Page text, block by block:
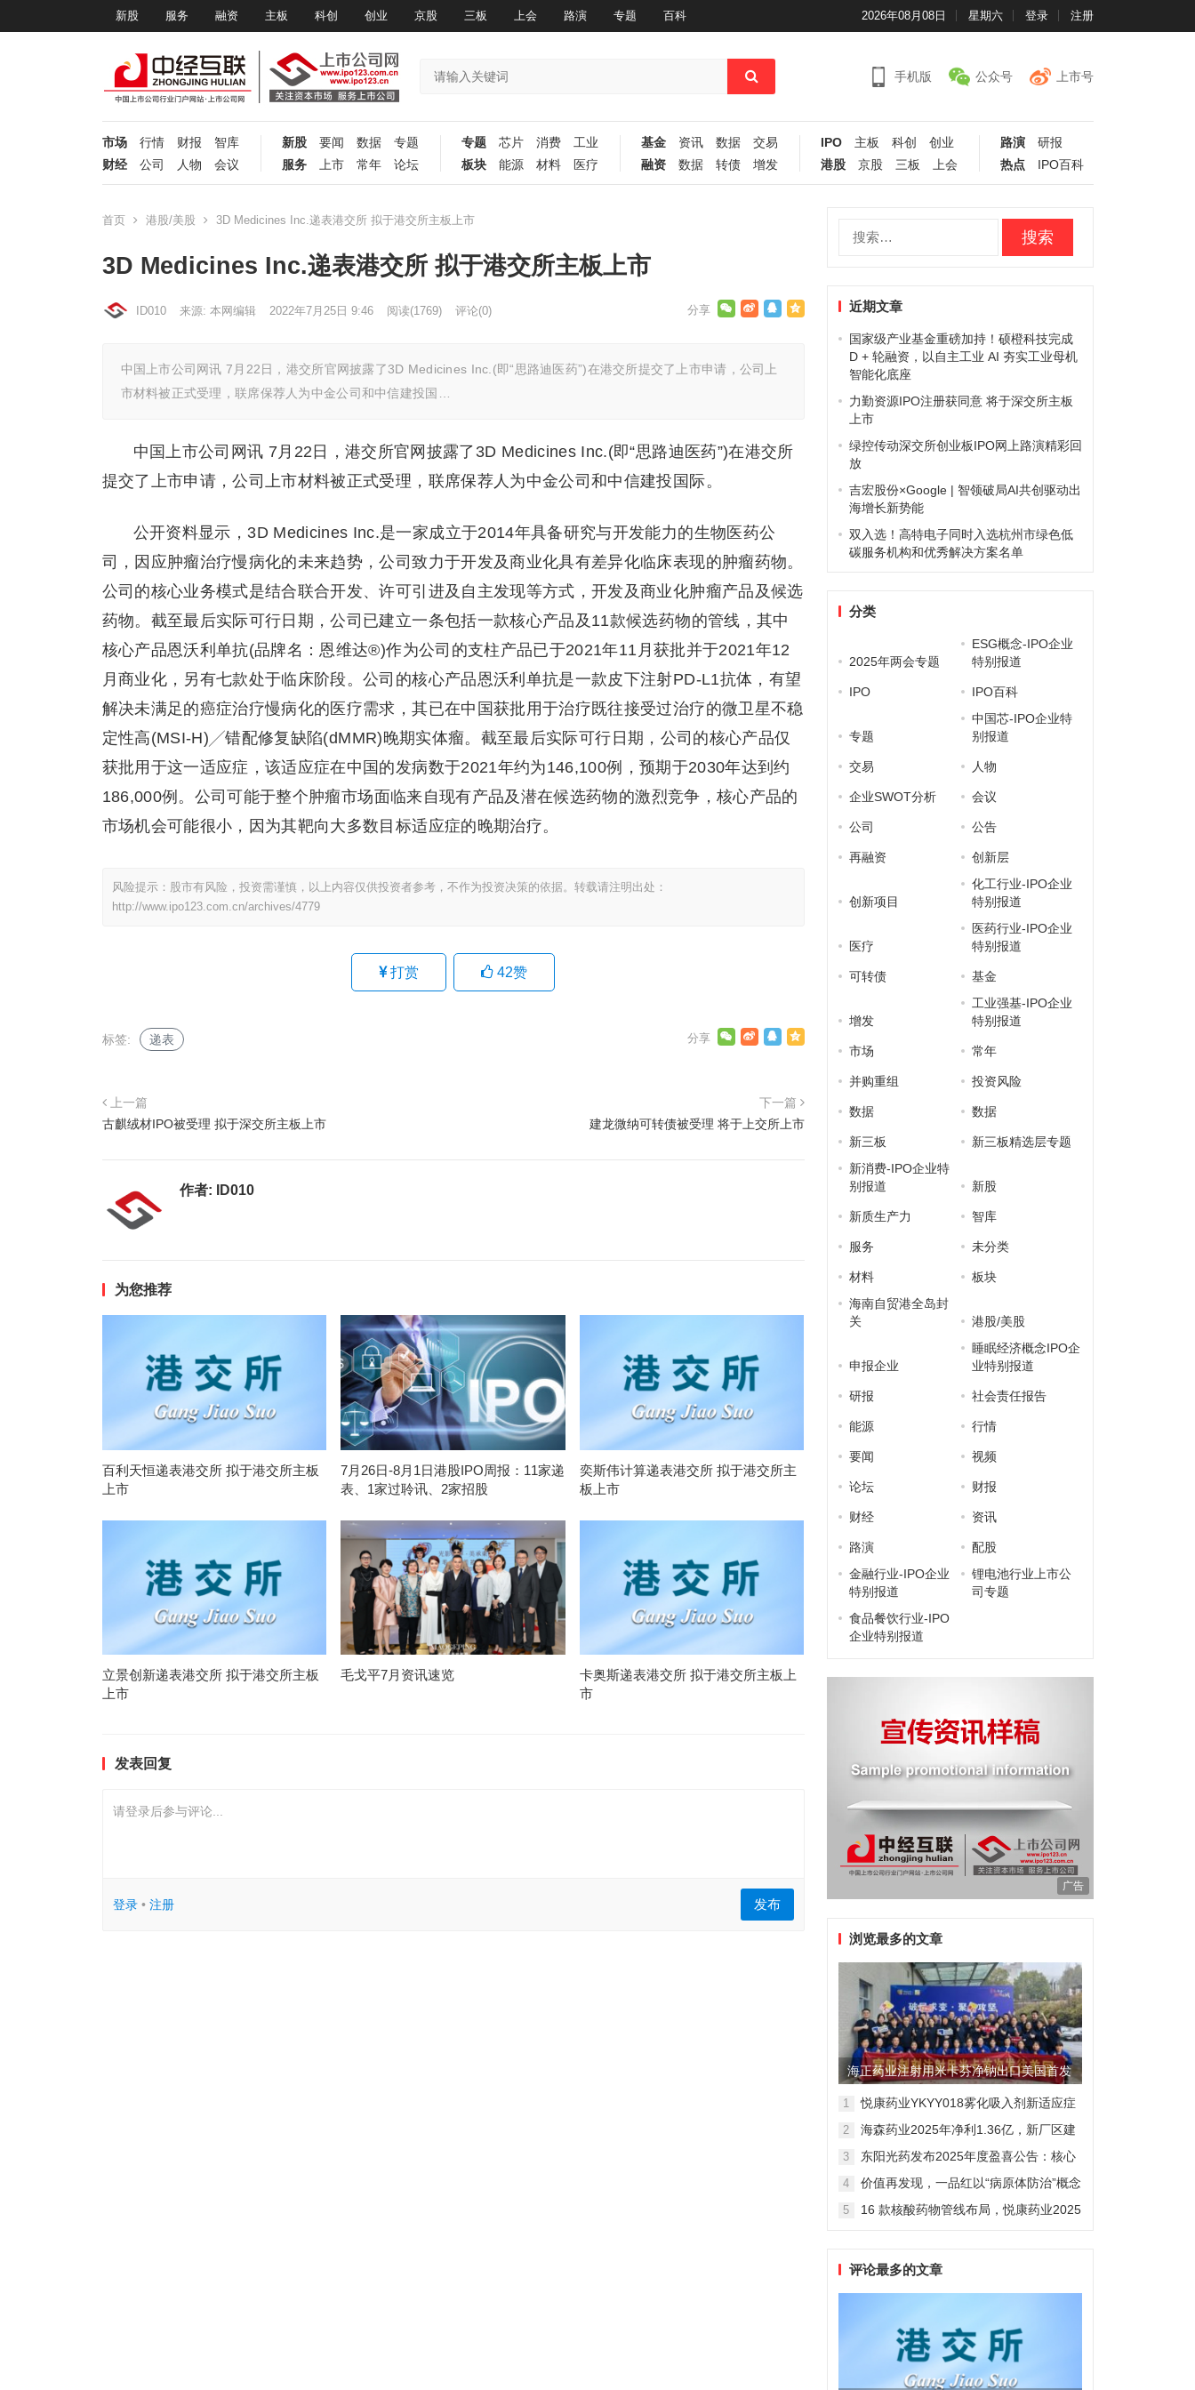
新股 服务 融资 主板 科创 创业 京股 三板 上会 路演 专题 百科 2026年08月08日 星期六 登录 注册
手机版 公众号 上市号
市场 行情 财报
智库
财经
公司 人物 会议
新股 要闻 数据
专题
服务
上市 常年 论坛
专题 芯片 消费
工业
板块
能源 材料 医疗
基金 资讯 数据
交易
融资
数据 转债 增发
IPO 主板 科创
创业
港股
京股 三板 上会
路演
研报
热点
IPO百科
首页 港股/美股 3D Medicines Inc.递表港交所 拟于港交所主板上市
3D Medicines Inc.递表港交所 拟于港交所主板上市
ID010 来源: 本网编辑 2022年7月25日 9:46 阅读(1769) 评论(0)
中国上市公司网讯 7月22日，港交所官网披露了3D Medicines Inc.(即“思路迪医药”)在港交所提交了上市申请，公司上
市材料被正式受理，联席保荐人为中金公司和中信建投国…
中国上市公司网讯 7月22日，港交所官网披露了3D Medicines Inc.(即“思路迪医药”)在港交所
提交了上市申请，公司上市材料被正式受理，联席保荐人为中金公司和中信建投国际。
公开资料显示，3D Medicines Inc.是一家成立于2014年具备研究与开发能力的生物医药公
司，因应肿瘤治疗慢病化的未来趋势，公司致力于开发及商业化具有差异化临床表现的肿瘤药物。
公司的核心业务模式是结合联合开发、许可引进及自主发现等方式，开发及商业化肿瘤产品及候选
药物。截至最后实际可行日期，公司已建立一条包括一款核心产品及11款候选药物的管线，其中
核心产品恩沃利单抗(品牌名：恩维达®)作为公司的支柱产品已于2021年11月获批并于2021年12
月商业化，另有七款处于临床阶段。公司的核心产品恩沃利单抗是一款皮下注射PD-L1抗体，有望
解决未满足的癌症治疗慢病化的医疗需求，其已在中国获批用于治疗既往接受过治疗的微卫星不稳
定性高(MSI-H)╱错配修复缺陷(dMMR)晚期实体瘤。截至最后实际可行日期，公司的核心产品仅
获批用于这一适应症，该适应症在中国的发病数于2021年约为146,100例，预期于2030年达到约
186,000例。公司可能于整个肿瘤市场面临来自现有产品及潜在候选药物的激烈竞争，核心产品的
市场机会可能很小，因为其靶向大多数目标适应症的晚期治疗。
风险提示：股市有风险，投资需谨慎，以上内容仅供投资者参考，不作为投资决策的依据。转载请注明出处：
http://www.ipo123.com.cn/archives/4779
打赏 42赞
标签: 递表
上一篇
古麒绒材IPO被受理 拟于深交所主板上市
下一篇
建龙微纳可转债被受理 将于上交所上市
作者: ID010
为您推荐
百利天恒递表港交所 拟于港交所主板
上市
7月26日-8月1日港股IPO周报：11家递
表、1家过聆讯、2家招股
奕斯伟计算递表港交所 拟于港交所主
板上市
立景创新递表港交所 拟于港交所主板
上市
毛戈平7月资讯速览
卡奥斯递表港交所 拟于港交所主板上
市
发表回复
请登录后参与评论...
登录• 注册 发布
近期文章
国家级产业基金重磅加持！硕橙科技完成
D + 轮融资，以自主工业 AI 夯实工业母机
智能化底座
力勤资源IPO注册获同意 将于深交所主板
上市
绿控传动深交所创业板IPO网上路演精彩回
放
吉宏股份×Google | 智领破局AI共创驱动出
海增长新势能
双入选！高特电子同时入选杭州市绿色低
碳服务机构和优秀解决方案名单
分类
2025年两会专题
ESG概念-IPO企业
特别报道
IPO IPO百科
专题
中国芯-IPO企业特
别报道
交易 人物
企业SWOT分析 会议
公司 公告
再融资 创新层
创新项目
化工行业-IPO企业
特别报道
医疗
医药行业-IPO企业
特别报道
可转债 基金
增发
工业强基-IPO企业
特别报道
市场 常年
并购重组 投资风险
数据 数据
新三板
新三板精选层专题
新消费-IPO企业特
别报道
新股
新质生产力 智库
服务 未分类
材料
板块
海南自贸港全岛封
关
港股/美股
申报企业
睡眠经济概念IPO企
业特别报道
研报 社会责任报告
能源 行情
要闻 视频
论坛 财报
财经 资讯
路演
配股
金融行业-IPO企业
特别报道
锂电池行业上市公
司专题
食品餐饮行业-IPO
企业特别报道
广告
浏览最多的文章
海正药业注射用米卡芬净钠出口美国首发
制剂全球化迈出关键一步
1
悦康药业YKYY018雾化吸入剂新适应症
感染防治
2
海森药业2025年净利1.36亿，新厂区建
3
东阳光药发布2025年度盈喜公告：核心
维度
4
价值再发现，一品红以“病原体防治”概念
5
16 款核酸药物管线布局，悦康药业2025
评论最多的文章